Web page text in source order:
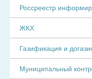
Россреестр
ЖКХ
Газификация и
Муниципальный